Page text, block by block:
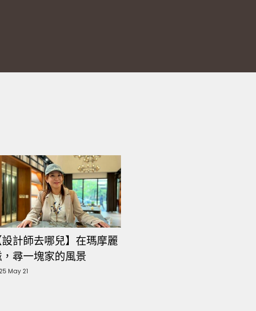
設計師去哪兒】在瑪摩麗
尋一塊家的風景
May 21